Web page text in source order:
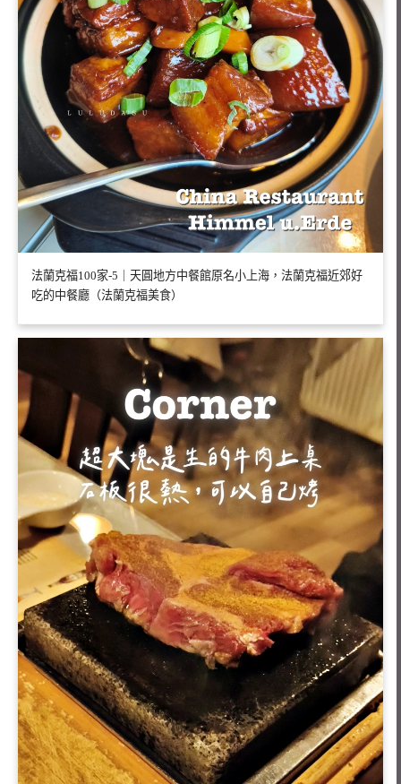
法蘭克福100家-5｜天圓地方中餐館原名小上海，法蘭克福近郊好
吃的中餐廳（法蘭克福美食）